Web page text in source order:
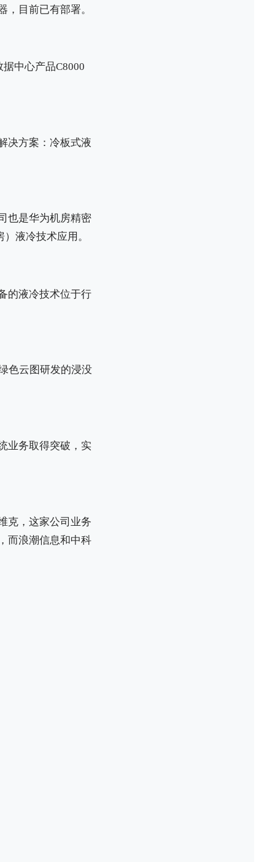
目前已有部署。
中心产品C8000
决方案：冷板式液
也是华为机房精密
液冷技术应用。
的液冷技术位于行
色云图研发的浸没
业务取得突破，实
克，这家公司业务
而浪潮信息和中科